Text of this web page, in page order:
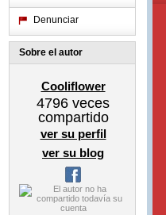
Denunciar
Sobre el autor
Cooliflower
4796 veces
compartido
ver su perfil
ver su blog